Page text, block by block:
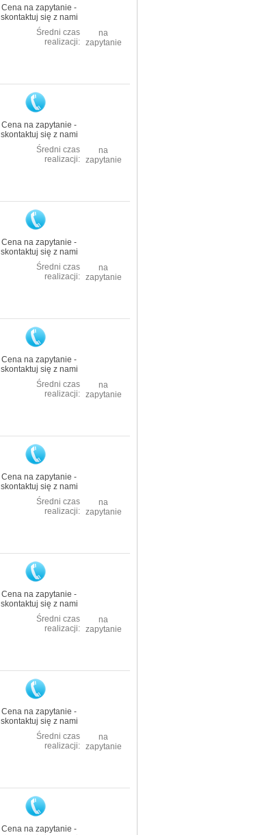
Cena na zapytanie -
skontaktuj się z nami
na
zapytanie
Średni czas
realizacji:
Cena na zapytanie -
skontaktuj się z nami
na
zapytanie
Średni czas
realizacji:
Cena na zapytanie -
skontaktuj się z nami
na
zapytanie
Średni czas
realizacji:
Cena na zapytanie -
skontaktuj się z nami
na
zapytanie
Średni czas
realizacji:
Cena na zapytanie -
skontaktuj się z nami
na
zapytanie
Średni czas
realizacji:
Cena na zapytanie -
skontaktuj się z nami
na
zapytanie
Średni czas
realizacji:
Cena na zapytanie -
skontaktuj się z nami
na
zapytanie
Średni czas
realizacji:
Cena na zapytanie -